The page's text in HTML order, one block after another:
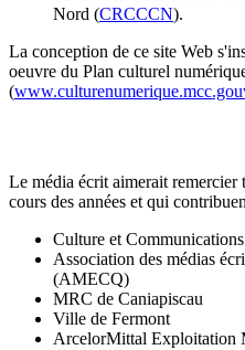
Nord (CRCCCN).
La conception de ce site Web
oeuvre du Plan culturel
(
Le média écrit aimerait remercier
cours des années et qui
Culture et
Association des médias
(AMECQ)
MRC de Caniapiscau
Ville de Fermont
ArcelorMittal Exploitation